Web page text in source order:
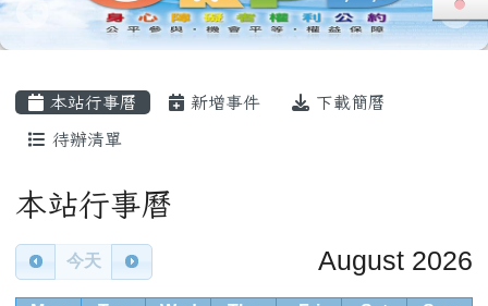
本站行事曆 新增事件 下載簡曆
待辦清單
Calendar
本站行事曆
今天 August 2026